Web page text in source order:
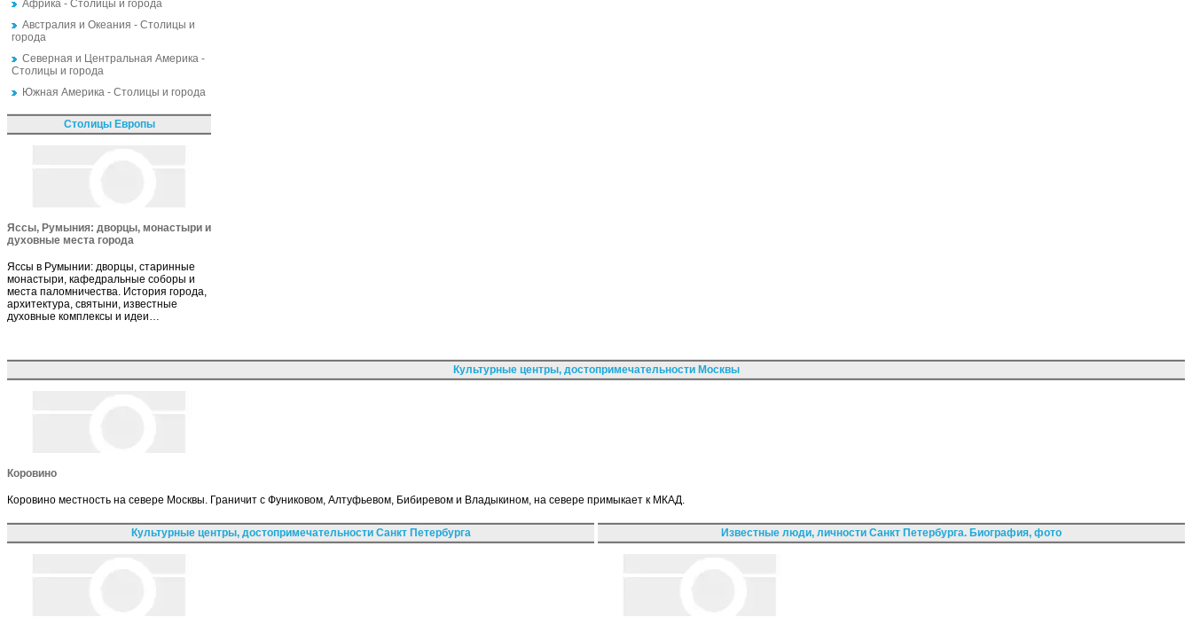
Африка - Столицы и города
Австралия и Океания - Столицы и
города
Северная и Центральная Америка -
Столицы и города
Южная Америка - Столицы и города
Столицы Европы
Яссы, Румыния: дворцы, монастыри и
духовные места города
Яссы в Румынии: дворцы, старинные
монастыри, кафедральные соборы и
места паломничества. История города,
архитектура, святыни, известные
духовные комплексы и идеи…
Культурные центры, достопримечательности Москвы
Коровино
Коровино местность на севере Москвы. Граничит с Фуниковом, Алтуфьевом, Бибиревом и Владыкином, на севере примыкает к МКАД.
Культурные центры, достопримечательности Санкт Петербурга Известные люди, личности Санкт Петербурга. Биография, фото